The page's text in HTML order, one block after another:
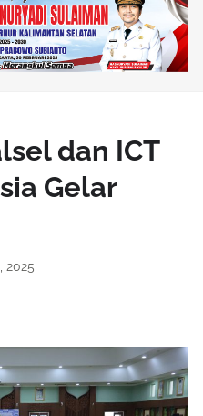
dan ICT
Gelar
2025